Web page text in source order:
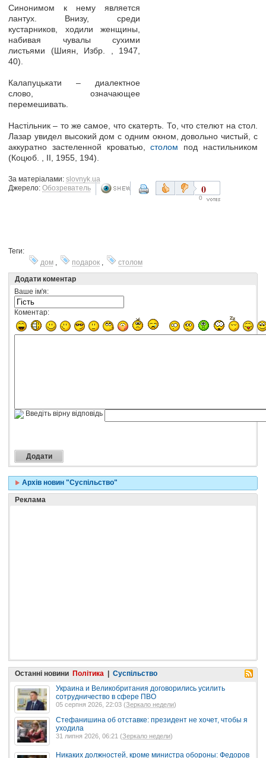
Синонимом к нему является
лантух. Внизу, среди
кустарников, ходили женщины,
набивая чувалы сухими
листьями (Шиян, Избр. , 1947,
40).
Калапуцькати – диалектное
слово, означающее
перемешивать.
Настільник – то же самое, что скатерть. То, что стелют на стол.
Лазар увидел высокий дом с одним окном, довольно чистый, с
аккуратно застеленной кроватью,столом под настильником
(Коцюб. , II, 1955, 194).
За матеріалами: slovnyk.ua
Джерело: Обозреватель 0
0
Теги:
дом
подарок
столом
Додати коментар
Ваше ім'я:
Коментар:
Введіть вірну відповідь
Архів новин "Суспільство"
Реклама
Останні новини Політика | Суспільство
Украина и Великобритания договорились усилить
сотрудничество в сфере ПВО
05 серпня 2026, 22:03 (Зеркало недели)
Стефанишина об отставке: президент не хочет, чтобы я
уходила
31 липня 2026, 06:21 (Зеркало недели)
Никаких должностей, кроме министра обороны: Федоров